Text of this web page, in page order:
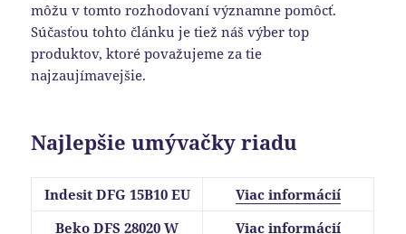
môžu v tomto rozhodovaní významne pomôcť.
Súčasťou tohto článku je tiež náš výber top
produktov, ktoré považujeme za tie
najzaujímavejšie.
Najlepšie umývačky riadu
Indesit DFG 15B10 EU
Viac informácií
Beko DFS 28020 W
Viac informácií